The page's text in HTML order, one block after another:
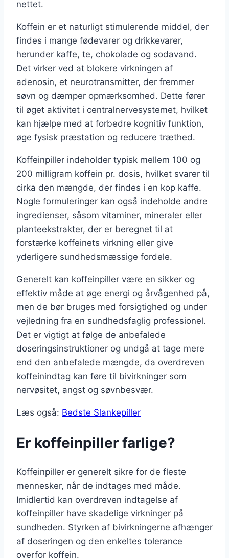
nettet.
Koffein er et naturligt stimulerende middel, der
findes i mange fødevarer og drikkevarer,
herunder kaffe, te, chokolade og sodavand.
Det virker ved at blokere virkningen af
adenosin, et neurotransmitter, der fremmer
søvn og dæmper opmærksomhed. Dette fører
til øget aktivitet i centralnervesystemet, hvilket
kan hjælpe med at forbedre kognitiv funktion,
øge fysisk præstation og reducere træthed.
Koffeinpiller indeholder typisk mellem 100 og
200 milligram koffein pr. dosis, hvilket svarer til
cirka den mængde, der findes i en kop kaffe.
Nogle formuleringer kan også indeholde andre
ingredienser, såsom vitaminer, mineraler eller
planteekstrakter, der er beregnet til at
forstærke koffeinets virkning eller give
yderligere sundhedsmæssige fordele.
Generelt kan koffeinpiller være en sikker og
effektiv måde at øge energi og årvågenhed på,
men de bør bruges med forsigtighed og under
vejledning fra en sundhedsfaglig professionel.
Det er vigtigt at følge de anbefalede
doseringsinstruktioner og undgå at tage mere
end den anbefalede mængde, da overdreven
koffeinindtag kan føre til bivirkninger som
nervøsitet, angst og søvnbesvær.
Læs også: Bedste Slankepiller
Er koffeinpiller farlige?
Koffeinpiller er generelt sikre for de fleste
mennesker, når de indtages med måde.
Imidlertid kan overdreven indtagelse af
koffeinpiller have skadelige virkninger på
sundheden. Styrken af bivirkningerne afhænger
af doseringen og den enkeltes tolerance
overfor koffein.